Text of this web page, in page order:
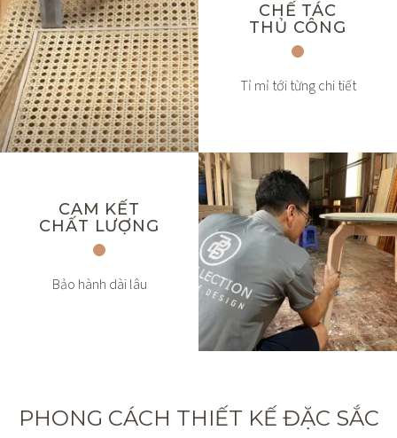
CHẾ TÁC
THỦ CÔNG
Tỉ mỉ tới từng chi tiết
CAM KẾT
CHẤT LƯỢNG
Bảo hành dài lâu
PHONG CÁCH THIẾT KẾ ĐẶC SẮC